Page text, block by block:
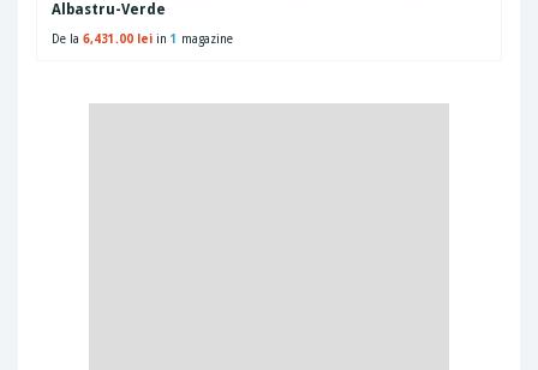
Albastru-Verde
De la 6,431.00 lei in 1 magazine